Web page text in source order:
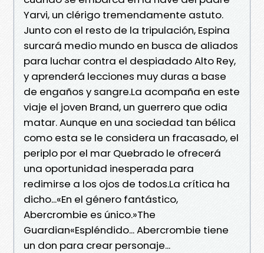
Yarvi, un clérigo tremendamente astuto.
Junto con el resto de la tripulación, Espina
surcará medio mundo en busca de aliados
para luchar contra el despiadado Alto Rey,
y aprenderá lecciones muy duras a base
de engaños y sangre.La acompaña en este
viaje el joven Brand, un guerrero que odia
matar. Aunque en una sociedad tan bélica
como esta se le considera un fracasado, el
periplo por el mar Quebrado le ofrecerá
una oportunidad inesperada para
redimirse a los ojos de todos.La crítica ha
dicho...«En el género fantástico,
Abercrombie es único.»The
Guardian«Espléndido... Abercrombie tiene
un don para crear personaje...